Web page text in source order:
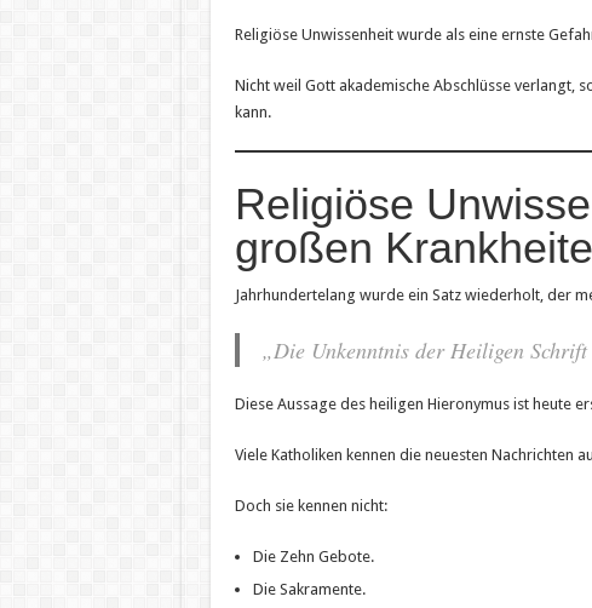
Religiöse Unwissenheit wurde als eine ernste
Nicht weil Gott akademische Abschlüsse verlangt,
kann.
Religiöse
großen
Jahrhundertelang wurde ein Satz wiederholt, der
„Die Unkenntnis der Heiligen
Diese Aussage des heiligen Hieronymus ist heute
Viele Katholiken kennen die neuesten Nachrichten
Doch sie kennen nicht:
Die Zehn Gebote.
Die Sakramente.